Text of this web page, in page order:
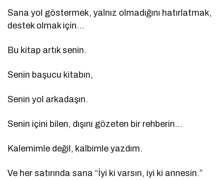
Sana yol göstermek, yalnız olmadığını hatırlatmak,
destek olmak için…
Bu kitap artık senin.
Senin başucu kitabın,
Senin yol arkadaşın.
Senin içini bilen, dışını gözeten bir rehberin…
Kalemimle değil, kalbimle yazdım.
Ve her satırında sana “İyi ki varsın, iyi ki annesin.”